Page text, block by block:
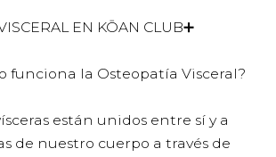
EN KŌAN CLUB➕
funciona la Osteopatía Visceral?
están unidos entre sí y a
de nuestro cuerpo a través de